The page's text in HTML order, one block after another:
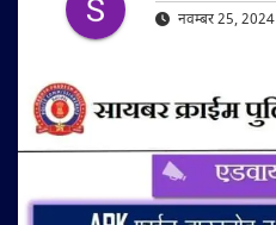
नवम्बर 25, 2024